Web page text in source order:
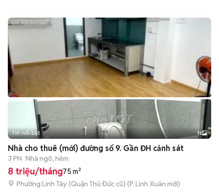
+2
Tin nổi bật 11
Nhà cho thuê (mới) đường số 9. Gần ĐH cảnh sát
3 PN Nhà ngõ, hẻm
8 triệu/tháng75 m²
Phường Linh Tây (Quận Thủ Đức cũ) (P. Linh Xuân mới)